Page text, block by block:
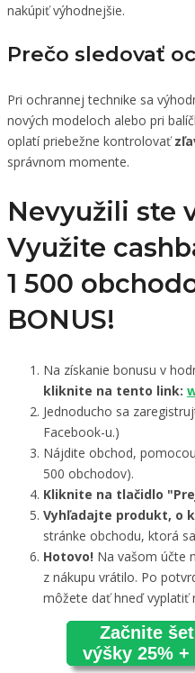
nakúpiť výhodnejšie.
Prečo sledovať
Pri ochrannej technike sa
nových modeloch alebo pri
oplatí priebežne kontrolovať
správnom momente.
Nevyužili ste
Využite
1 500
BONUS!
Na získanie bonusu v
kliknite na tento link:
Jednoducho sa
Facebook-u.)
Nájdite obchod,
500 obchodov).
Kliknite na tlačidlo
Vyhľadajte produkt, o
stránke obchodu, ktorá
Hotovo! Na vašom účte
z nákupu vrátilo. Po
môžete dať hneď vyplatiť
Začnite
výšky 25%